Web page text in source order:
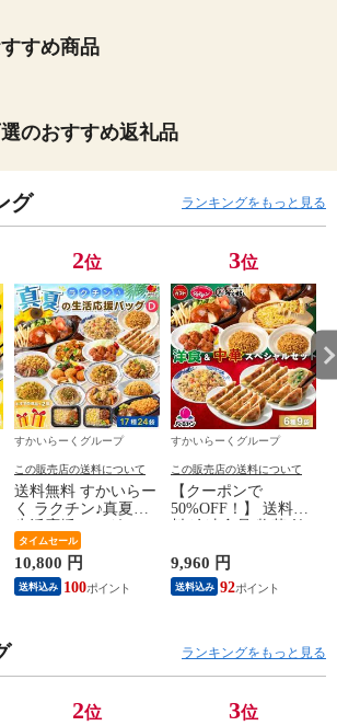
すめ商品
のおすすめ返礼品
グ ランキングをもっと見る
2位
すかいらーくグループ
この販売店の送料について
送料無料 すかいらー
く ラクチン♪真夏の
ット （17種24袋＋お
楽しみ2品） / ガスト
バーミヤン ジョナサ
ン から好し
タイムセール
10,800 円
送料込み 100
3位
すかいらーくグループ
この販売店の送料について
【クーポンで
50%OFF！】 送料無
＆中華スペシャルセ
ット（6種9袋） / 炒
飯 ハンバーグ ピラ
おかず 弁当 冷食
9,960 円
送料込み 92
ランキングをもっと見る
2位 3位